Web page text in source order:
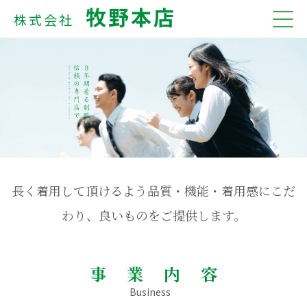
株式会社 牧野本店
長く着用して頂けるよう品質・機能・着用感にこだ
わり、良いものをご提供します。
事業内容
Business